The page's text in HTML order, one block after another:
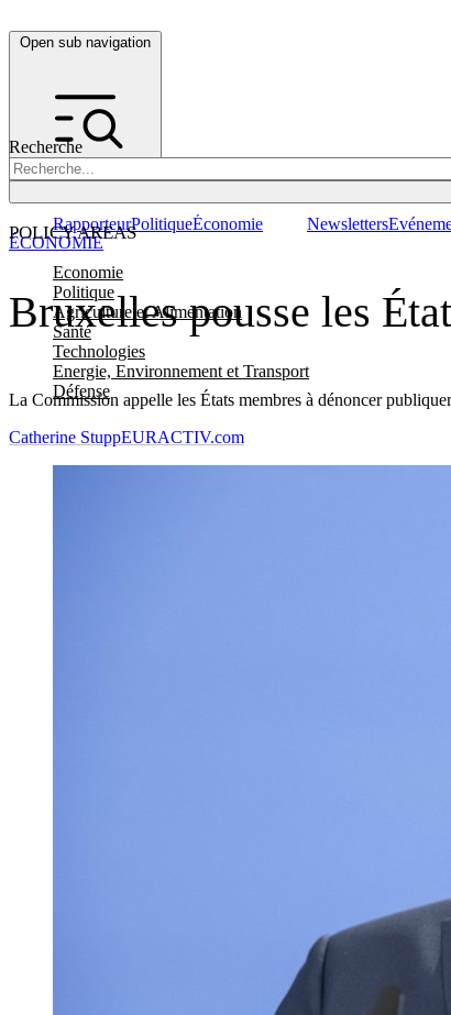
Open sub navigation
Recherche
POLICY AREAS
Economie
Politique
Agriculture et Alimentation
Santé
Technologies
Energie, Environnement et Transport
Défense
RapporteurPolitiqueÉconomie Newsletters
Bruxelles pousse les
La Commission appelle les États membres à dénoncer
ÉCONOMIE
Catherine StuppEURACTIV.com